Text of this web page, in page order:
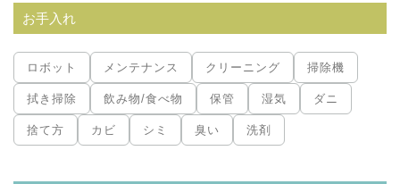
お手入れ
ロボット メンテナンス クリーニング 掃除機
拭き掃除 飲み物/食べ物 保管 湿気 ダニ
捨て方 カビ シミ 臭い 洗剤